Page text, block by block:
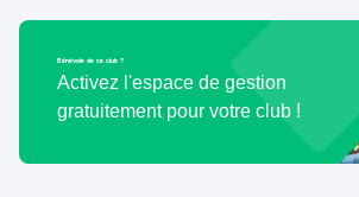
Bénévole de ce club ?
Activez l'espace de gestion
gratuitement pour votre club !